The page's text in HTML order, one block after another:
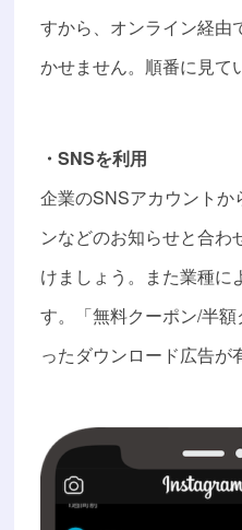
すから、オンライン経由
かせません。順番に見て
・SNSを利用
企業のSNSアカウント
ンなどのお知らせと合
けましょう。また業種
す。「無料クーポン/半
ったダウンロード広告が